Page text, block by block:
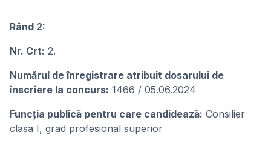
Rând 2:
Nr. Crt: 2.
Numărul de înregistrare atribuit dosarului de
înscriere la concurs: 1466 / 05.06.2024
Funcția publică pentru care candidează: Consilier
clasa I, grad profesional superior